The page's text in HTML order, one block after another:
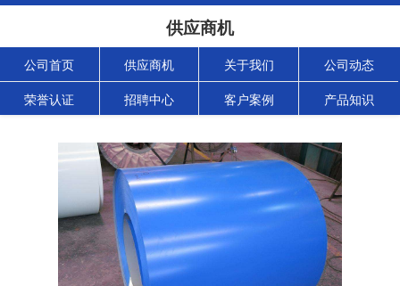
供应商机
公司首页 供应商机 关于我们 公司动态
荣誉认证 招聘中心 客户案例 产品知识